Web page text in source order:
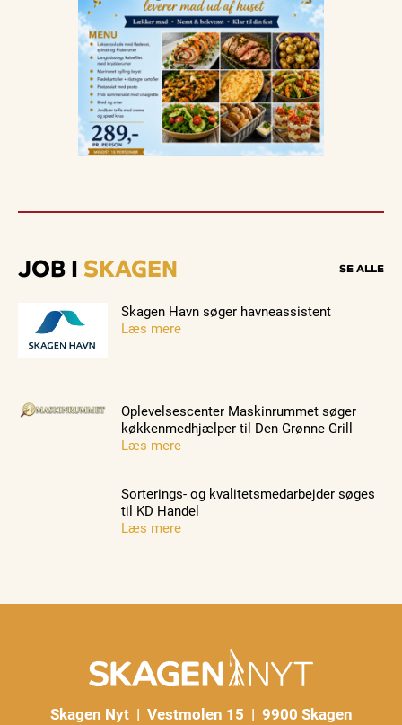
JOB I SKAGEN SE ALLE
Skagen Havn søger havneassistent
Læs mere
Oplevelsescenter Maskinrummet søger
køkkenmedhjælper til Den Grønne Grill
Læs mere
Sorterings- og kvalitetsmedarbejder søges
til KD Handel
Læs mere
Skagen Nyt | Vestmolen 15 | 9900 Skagen